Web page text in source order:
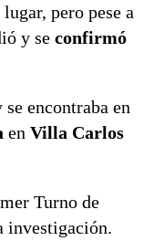
pero pese a
y se confirmó
encontraba en
en Villa Carlos
Turno de
investigación.